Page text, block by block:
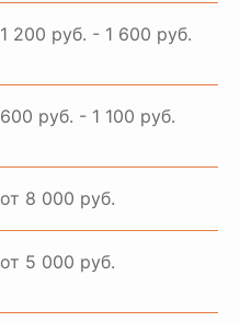
1 200 руб. - 1 600 руб.
600 руб. - 1 100 руб.
от 8 000 руб.
от 5 000 руб.